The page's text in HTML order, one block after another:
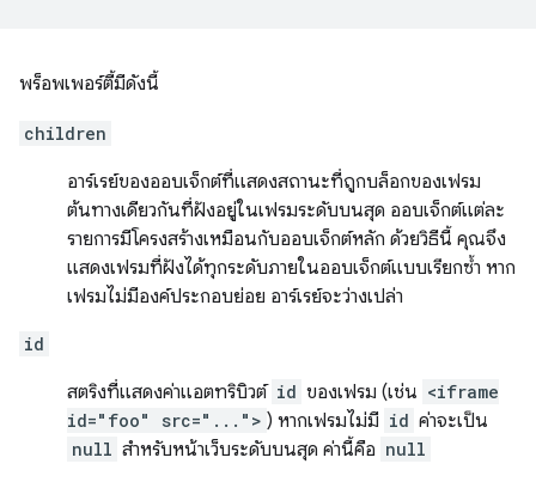
พร็อพเพอร์ตี้มีดังนี้
children
อาร์เรย์ของออบเจ็กต์ที่แสดงสถานะที่ถูกบล็อกของเฟรม
ต้นทางเดียวกันที่ฝังอยู่ในเฟรมระดับบนสุด ออบเจ็กต์แต่ละ
รายการมีโครงสร้างเหมือนกับออบเจ็กต์หลัก ด้วยวิธีนี้ คุณจึง
แสดงเฟรมที่ฝังได้ทุกระดับภายในออบเจ็กต์แบบเรียกซ้ำ หาก
เฟรมไม่มีองค์ประกอบย่อย อาร์เรย์จะว่างเปล่า
id
สตริงที่แสดงค่าแอตทริบิวต์ id ของเฟรม (เช่น <iframe
id="foo" src="..."> ) หากเฟรมไม่มี id ค่าจะเป็น
null สำหรับหน้าเว็บระดับบนสุด ค่านี้คือ null